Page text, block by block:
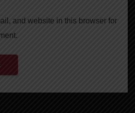
and website in this browser for